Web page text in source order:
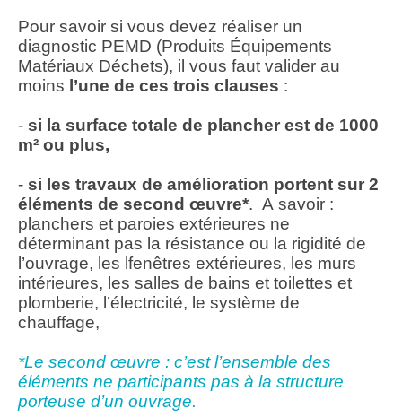
Pour savoir si vous devez réaliser un
diagnostic PEMD (Produits Équipements
Matériaux Déchets), il vous faut valider au
moins l’une de ces trois clauses :
- si la surface totale de plancher est de 1000
m² ou plus,
- si les travaux de amélioration portent sur 2
éléments de second œuvre*. A savoir :
planchers et paroies extérieures ne
déterminant pas la résistance ou la rigidité de
l’ouvrage, les lfenêtres extérieures, les murs
intérieures, les salles de bains et toilettes et
plomberie, l’électricité, le système de
chauffage,
*Le second œuvre : c’est l’ensemble des
éléments ne participants pas à la structure
porteuse d’un ouvrage.